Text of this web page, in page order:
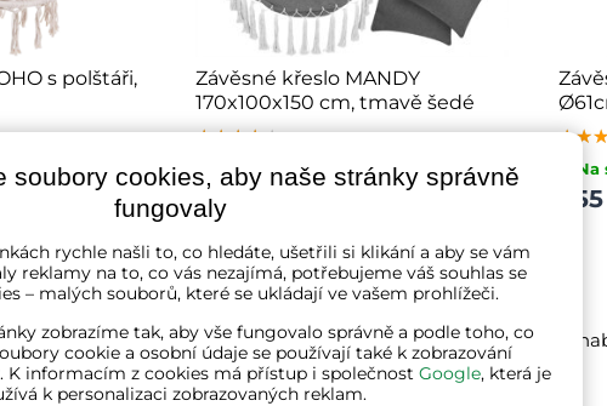
s polštáři,
Závěsné křeslo MANDY
170x100x150 cm, tmavě šedé
★★★★★
★★★★★
★★★★★
✔ Na skladě
880 Kč
✔
vámhollywoodská houpačka se stříškou proti slunci? V naší
, která nepotřebuje ke svému uchycení stromy.
soubory cookies, aby naše stránky správně
fungovaly
rychle našli to, co hledáte, ušetřili si klikání a aby se vám
reklamy na to, co vás nezajímá, potřebujeme váš souhlas se
– malých souborů, které se ukládají ve vašem prohlížeči.
zobrazíme tak, aby vše fungovalo správně a podle toho, co
cookie a osobní údaje se používají také k zobrazování
K informacím z cookies má přístup i společnost Google, která je
k personalizaci zobrazovaných reklam.